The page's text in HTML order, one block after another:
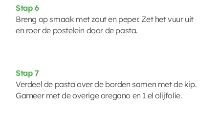
Stap 6
Breng op smaak met zout en peper. Zet het vuur uit
en roer de postelein door de pasta.
Stap 7
Verdeel de pasta over de borden samen met de kip.
Garneer met de overige oregano en 1 el olijfolie.